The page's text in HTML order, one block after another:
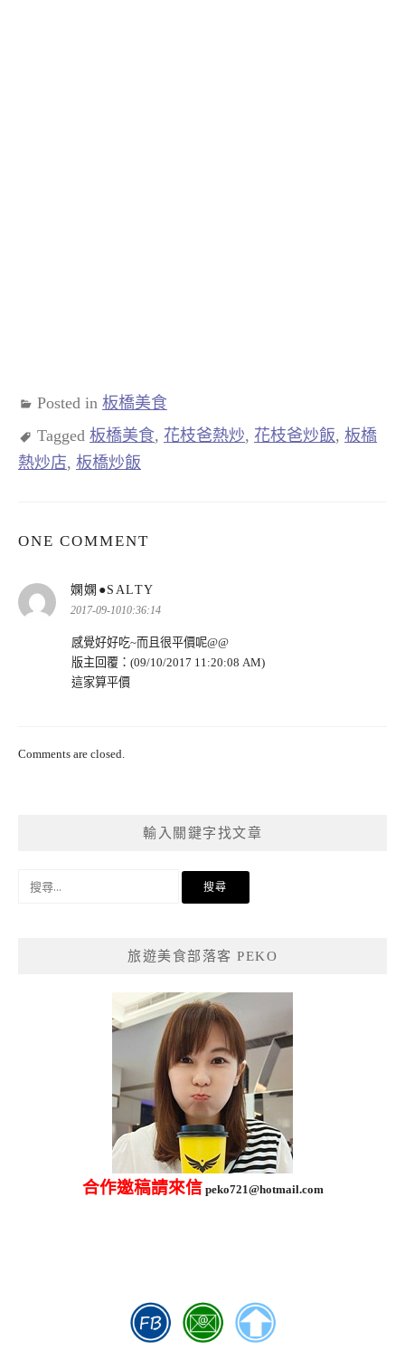
Posted in 板橋美食
Tagged 板橋美食, 花枝爸熱炒, 花枝爸炒飯, 板橋
熱炒店, 板橋炒飯
ONE COMMENT
嫻嫻●SALTY
示:
2017-09-1010:36:14
感覺好好吃~而且很平價呢@@
版主回覆：(09/10/2017 11:20:08 AM)
這家算平價
Comments are closed.
輸入關鍵字找文章
旅遊美食部落客 PEKO
合作邀稿請來信 peko721@hotmail.com